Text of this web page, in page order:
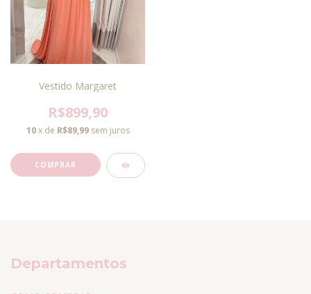
Vestido Margaret
R$899,90
10 x de R$89,99 sem juros
COMPRAR
Departamentos